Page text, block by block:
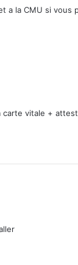
a la CMU si vous
carte vitale +